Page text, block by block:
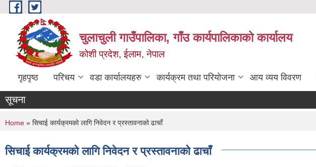
Skip to main content
चुलाचुली गाउँपालिका, गाँउ कार्यपालिकाको कार्यालय
कोशी प्रदेश, ईलाम, नेपाल
गृहपृष्ठ परिचय वडा कार्यालयहरु कार्यक्रम तथा परियोजना आय व्यय विवरण
सूचना
You are here
Home » सिचाई कार्यक्रमको लागि निवेदन र प्रस्तावनाको ढाचाँ
सिचाई कार्यक्रमको लागि निवेदन र प्रस्तावनाको ढाचाँ